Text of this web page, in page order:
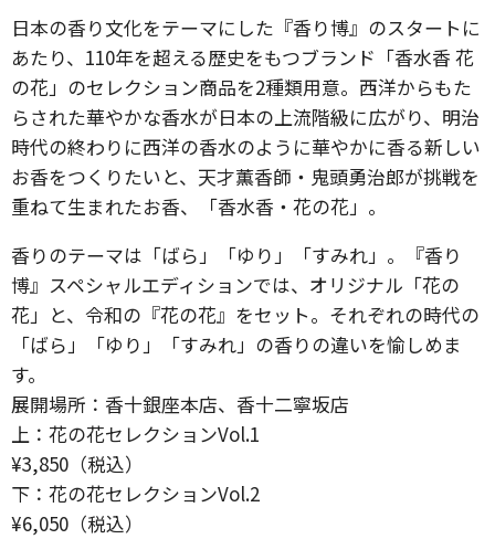
日本の香り文化をテーマにした『香り博』のスタートに
あたり、110年を超える歴史をもつブランド「香水香 花
の花」のセレクション商品を2種類用意。西洋からもた
らされた華やかな香水が日本の上流階級に広がり、明治
時代の終わりに西洋の香水のように華やかに香る新しい
お香をつくりたいと、天才薫香師・鬼頭勇治郎が挑戦を
重ねて生まれたお香、「香水香・花の花」。
香りのテーマは「ばら」「ゆり」「すみれ」。『香り
博』スペシャルエディションでは、オリジナル「花の
花」と、令和の『花の花』をセット。それぞれの時代の
「ばら」「ゆり」「すみれ」の香りの違いを愉しめま
す。
展開場所：香十銀座本店、香十二寧坂店
上：花の花セレクションVol.1
¥3,850（税込）
下：花の花セレクションVol.2
¥6,050（税込）